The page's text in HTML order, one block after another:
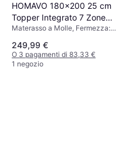
HOMAVO 180x200 25 cm
Topper Integrato 7 Zone
Materasso a Molle
Materasso a Molle, Fermezza:
249,99 €
O 3 pagamenti di 83,33 €
1 negozio